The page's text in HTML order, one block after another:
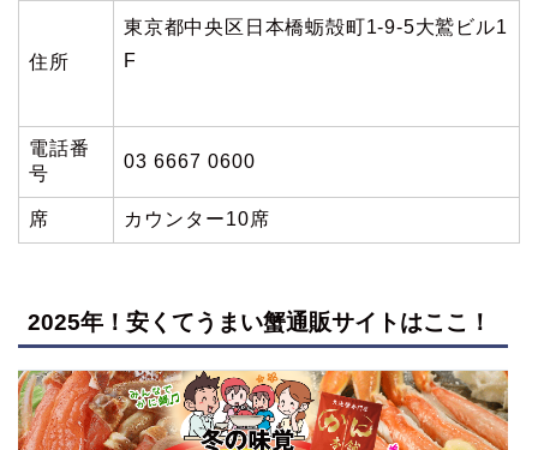
住所
東京都中央区日本橋蛎殻町1-9-5大鷲ビル1
F
電話番
号
03 6667 0600
席 カウンター10席
2025年！安くてうまい蟹通販サイトはここ！